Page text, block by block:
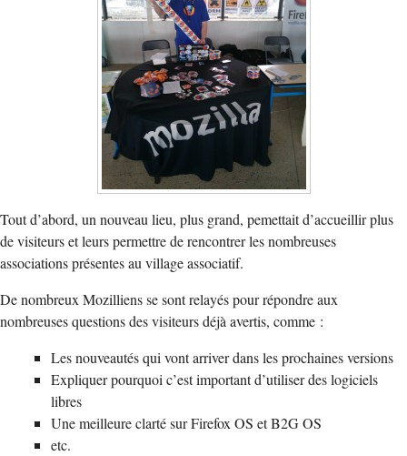
Tout d’abord, un nouveau lieu, plus grand, pemettait d’accueillir plus
de visiteurs et leurs permettre de rencontrer les nombreuses
associations présentes au village associatif.
De nombreux Mozilliens se sont relayés pour répondre aux
nombreuses questions des visiteurs déjà avertis, comme :
Les nouveautés qui vont arriver dans les prochaines versions
Expliquer pourquoi c’est important d’utiliser des logiciels
libres
Une meilleure clarté sur Firefox OS et B2G OS
etc.